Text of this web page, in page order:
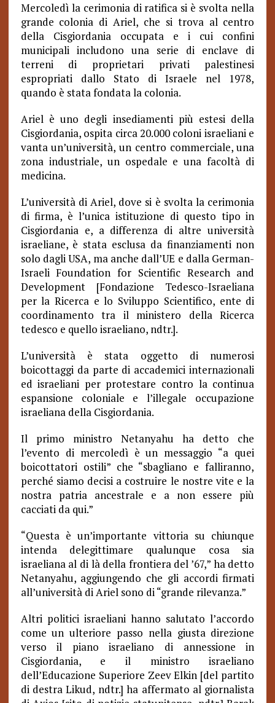
Mercoledì la cerimonia di ratifica si è svolta nella
grande colonia di Ariel, che si trova al centro
della Cisgiordania occupata e i cui confini
municipali includono una serie di enclave di
terreni di proprietari privati palestinesi
espropriati dallo Stato di Israele nel 1978,
quando è stata fondata la colonia.
Ariel è uno degli insediamenti più estesi della
Cisgiordania, ospita circa 20.000 coloni israeliani e
vanta un’università, un centro commerciale, una
zona industriale, un ospedale e una facoltà di
medicina.
L’università di Ariel, dove si è svolta la cerimonia
di firma, è l’unica istituzione di questo tipo in
Cisgiordania e, a differenza di altre università
israeliane, è stata esclusa da finanziamenti non
solo dagli USA, ma anche dall’UE e dalla German-
Israeli Foundation for Scientific Research and
Development [Fondazione Tedesco-Israeliana
per la Ricerca e lo Sviluppo Scientifico, ente di
coordinamento tra il ministero della Ricerca
tedesco e quello israeliano, ndtr.].
L’università è stata oggetto di numerosi
boicottaggi da parte di accademici internazionali
ed israeliani per protestare contro la continua
espansione coloniale e l’illegale occupazione
israeliana della Cisgiordania.
Il primo ministro Netanyahu ha detto che
l’evento di mercoledì è un messaggio “a quei
boicottatori ostili” che “sbagliano e falliranno,
perché siamo decisi a costruire le nostre vite e la
nostra patria ancestrale e a non essere più
cacciati da qui.”
“Questa è un’importante vittoria su chiunque
intenda delegittimare qualunque cosa sia
israeliana al di là della frontiera del ’67,” ha detto
Netanyahu, aggiungendo che gli accordi firmati
all’università di Ariel sono di “grande rilevanza.”
Altri politici israeliani hanno salutato l’accordo
come un ulteriore passo nella giusta direzione
verso il piano israeliano di annessione in
Cisgiordania, e il ministro israeliano
dell’Educazione Superiore Zeev Elkin [del partito
di destra Likud, ndtr.] ha affermato al giornalista